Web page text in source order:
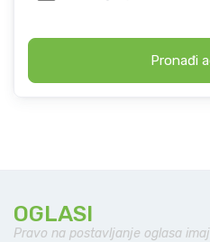
Pronađi
OGLASI
Pravo na postavljanje oglasa